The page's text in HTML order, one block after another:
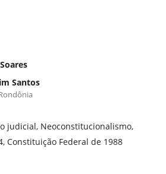
Santos
judicial, Neoconstitucionalismo,
Constituição Federal de 1988